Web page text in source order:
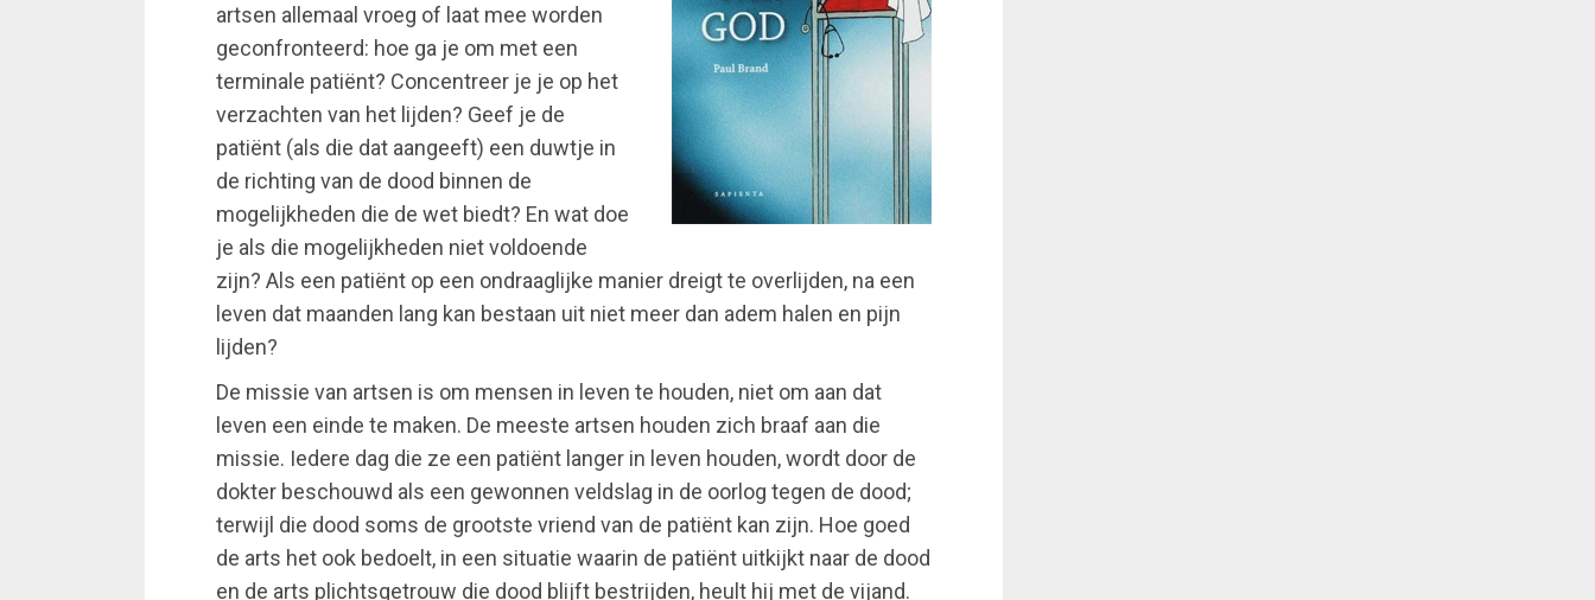
artsen allemaal vroeg of laat mee worden
geconfronteerd: hoe ga je om met een
terminale patiënt? Concentreer je je op het
verzachten van het lijden? Geef je de
patiënt (als die dat aangeeft) een duwtje in
de richting van de dood binnen de
mogelijkheden die de wet biedt? En wat doe
je als die mogelijkheden niet voldoende
zijn? Als een patiënt op een ondraaglijke manier dreigt te overlijden, na een
leven dat maanden lang kan bestaan uit niet meer dan adem halen en pijn
lijden?
De missie van artsen is om mensen in leven te houden, niet om aan dat
leven een einde te maken. De meeste artsen houden zich braaf aan die
missie. Iedere dag die ze een patiënt langer in leven houden, wordt door de
dokter beschouwd als een gewonnen veldslag in de oorlog tegen de dood;
terwijl die dood soms de grootste vriend van de patiënt kan zijn. Hoe goed
de arts het ook bedoelt, in een situatie waarin de patiënt uitkijkt naar de dood
en de arts plichtsgetrouw die dood blijft bestrijden, heult hij met de vijand.